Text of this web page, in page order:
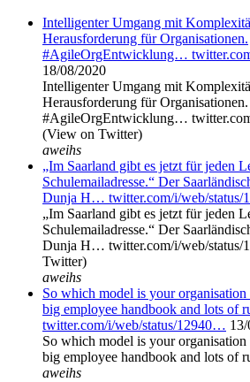
Intelligenter Umgang mit
Herausforderung für Organisationen.
#AgileOrgEntwicklung…
18/08/2020
Intelligenter Umgang mit
Herausforderung für Organisationen.
#AgileOrgEntwicklung…
(View on Twitter)
aweihs
„Im Saarland gibt es jetzt für jeden
Schulemailadresse.“ Der
Dunja H… twitter.com/i/web/status/
„Im Saarland gibt es jetzt für jeden
Schulemailadresse.“ Der
Dunja H… twitter.com/i/web/
Twitter)
aweihs
So which model is your organisation
big employee handbook and lots of
twitter.com/i/web/status/12940…
So which model is your organisation
big employee handbook and lots
aweihs